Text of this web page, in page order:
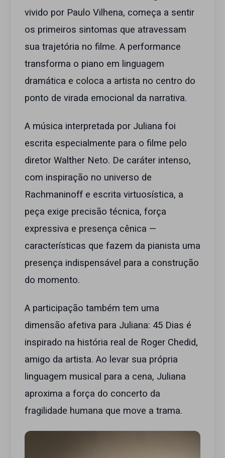
vivido por Paulo Vilhena, começa a sentir
os primeiros sintomas que atravessam
sua trajetória no filme. A performance
transforma o piano em linguagem
dramática e coloca a artista no centro do
ponto de virada emocional da narrativa.
A música interpretada por Juliana foi
escrita especialmente para o filme pelo
diretor Walther Neto. De caráter intenso,
com inspiração no universo de
Rachmaninoff e escrita virtuosística, a
peça exige precisão técnica, força
expressiva e presença cênica —
características que fazem da pianista uma
presença indispensável para a construção
do momento.
A participação também tem uma
dimensão afetiva para Juliana: 45 Dias é
inspirado na história real de Roger Chedid,
amigo da artista. Ao levar sua própria
linguagem musical para a cena, Juliana
aproxima a força do concerto da
fragilidade humana que move a trama.